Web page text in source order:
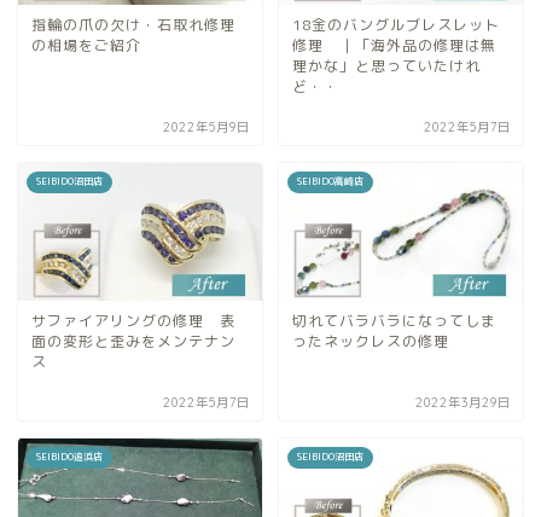
指輪の爪の欠け・石取れ修理
の相場をご紹介
2022年5月9日
18金のバングルブレスレット
修理 ｜「海外品の修理は無
理かな」と思っていたけれ
ど・・
2022年5月7日
SEIBIDO沼田店
サファイアリングの修理 表
面の変形と歪みをメンテナン
ス
2022年5月7日
SEIBIDO高崎店
切れてバラバラになってしま
ったネックレスの修理
2022年3月29日
SEIBIDO追浜店 SEIBIDO沼田店